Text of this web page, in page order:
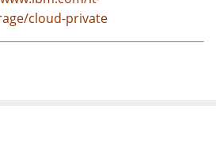
cloud-private